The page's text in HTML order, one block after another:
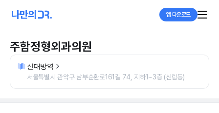
앱 다운로드
주함정형외과의원
신대방역
서울특별시 관악구 남부순환로161길 74, 지하1~3층 (신림동)